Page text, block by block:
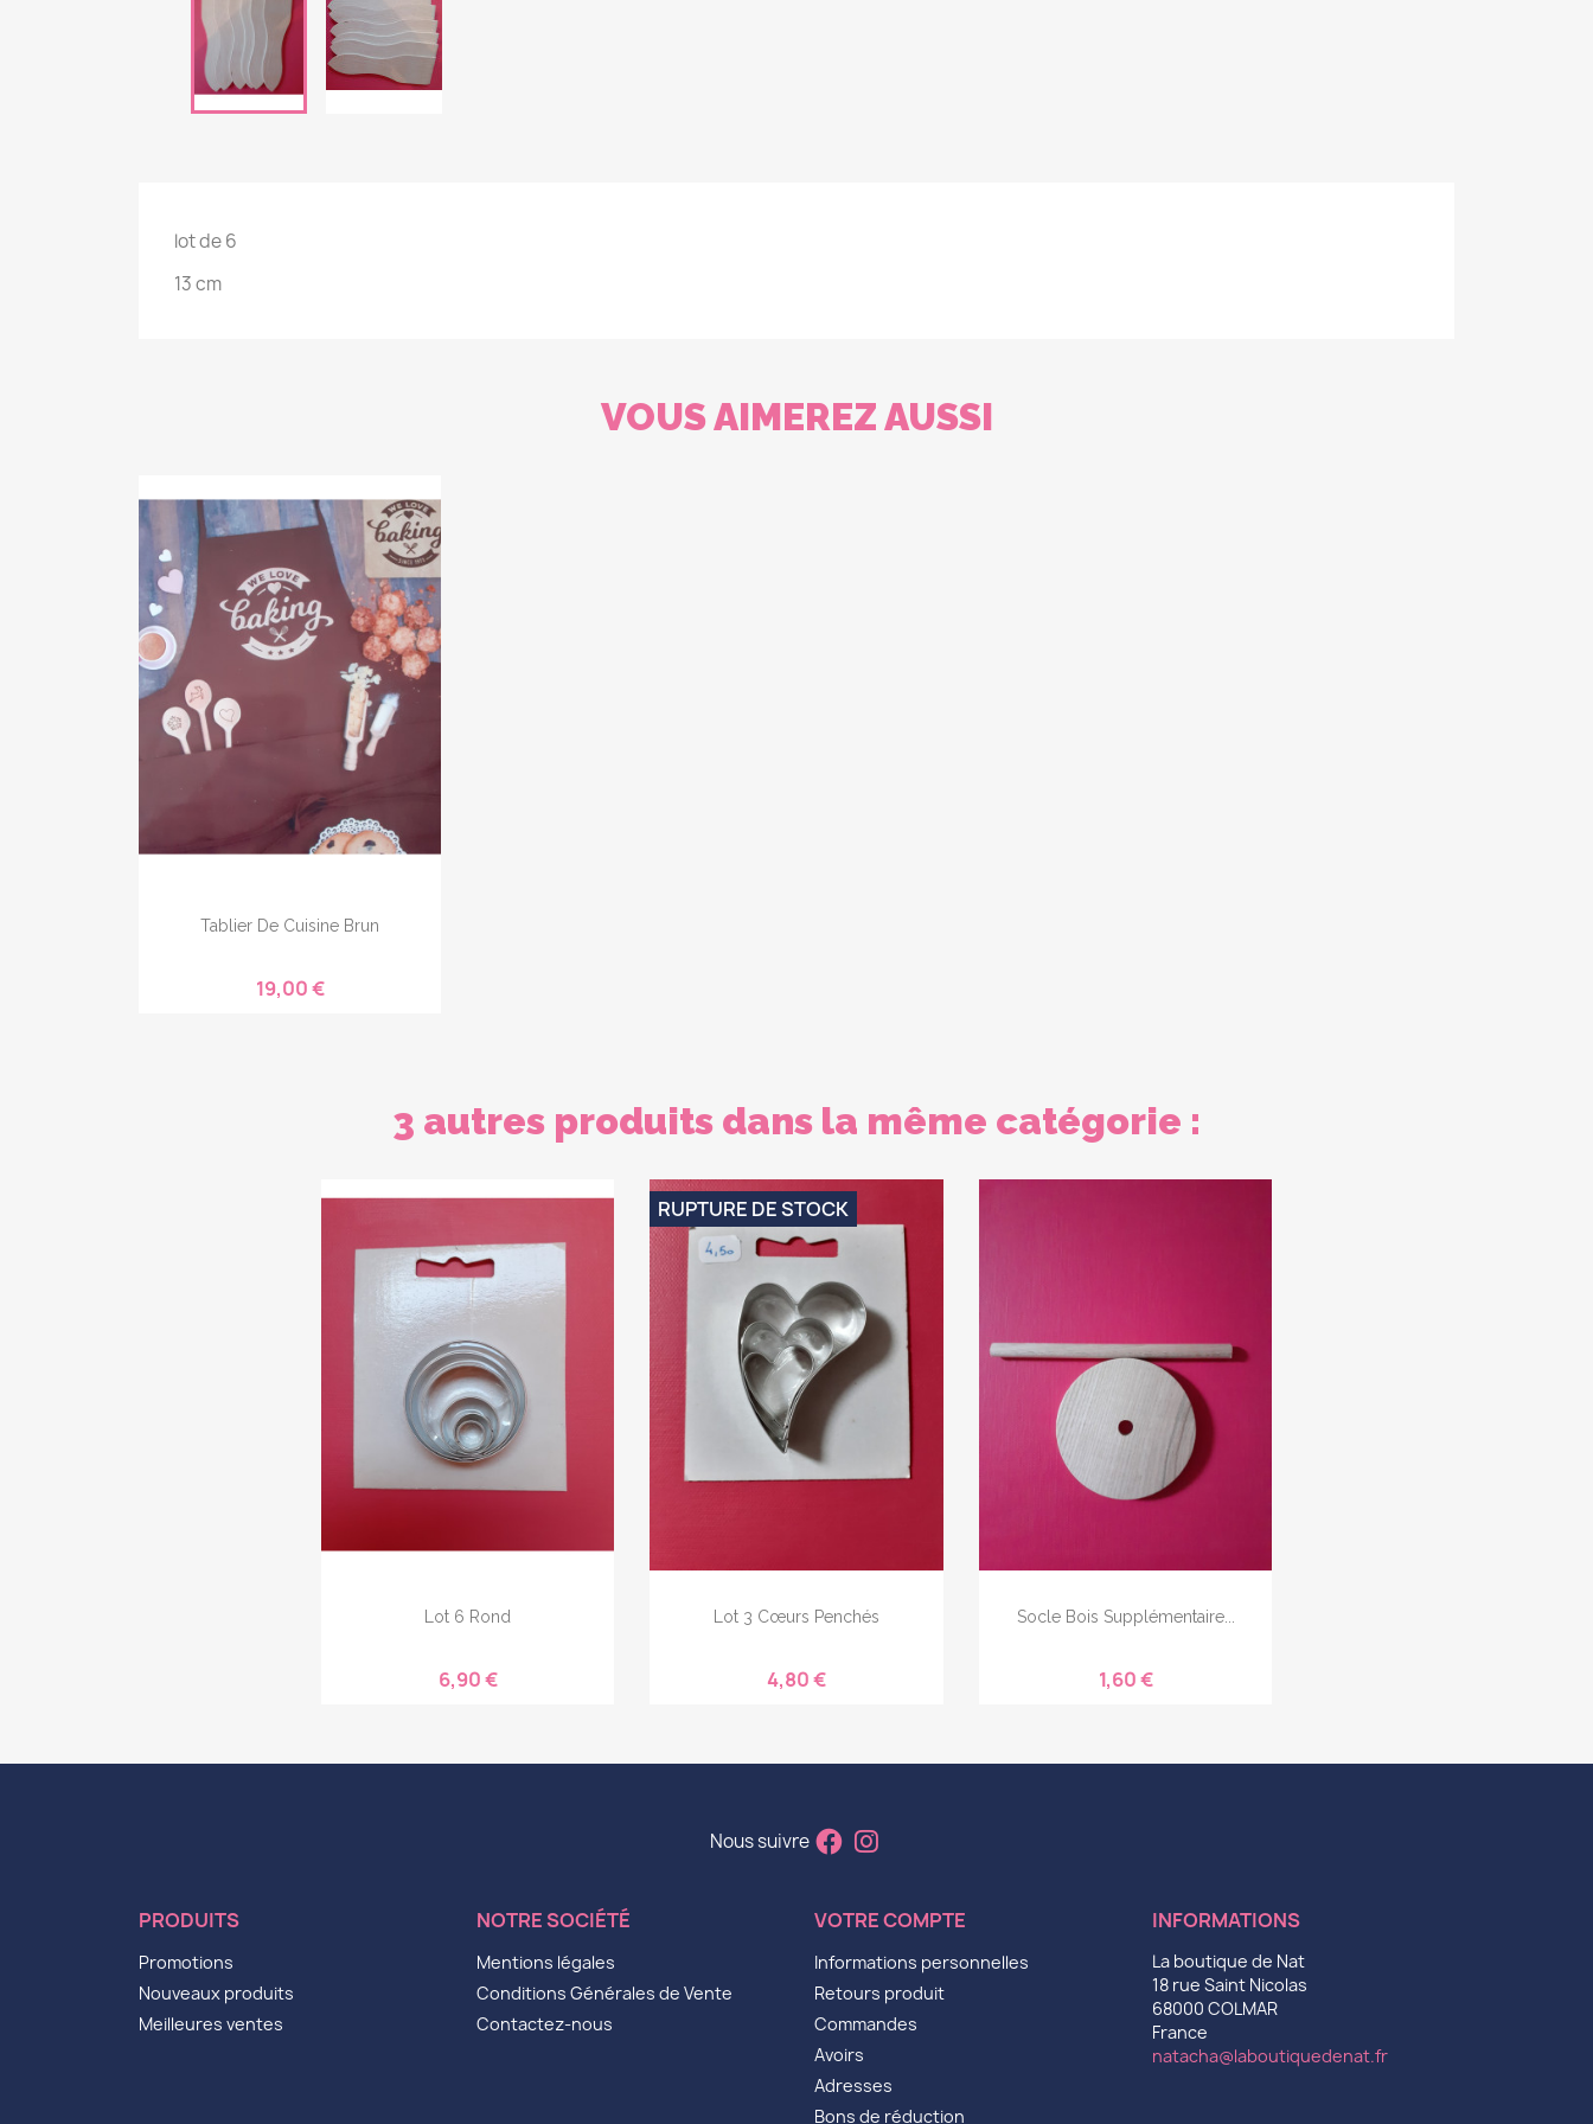
lot de 6
13 cm
VOUS AIMEREZ AUSSI
Tablier De Cuisine Brun
19,00 €
3 autres produits dans la même catégorie :
Lot 6 Rond
6,90 €
Lot 3 Cœurs Penchés
4,80 €
RUPTURE DE STOCK
Socle Bois Supplémentaire...
1,60 €
Nous suivre
PRODUITS
Promotions
Nouveaux produits
Meilleures ventes
NOTRE SOCIÉTÉ
Mentions légales
Conditions Générales de Vente
Contactez-nous
VOTRE COMPTE
Informations personnelles
Retours produit
Commandes
Avoirs
Adresses
Bons de réduction
INFORMATIONS
La boutique de Nat
18 rue Saint Nicolas
68000 COLMAR
France
natacha@laboutiquedenat.fr